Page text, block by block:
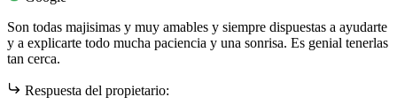
Son todas majisimas y muy amables y siempre dispuestas a ayudarte
y a explicarte todo mucha paciencia y una sonrisa. Es genial tenerlas
tan cerca.
Respuesta del propietario: